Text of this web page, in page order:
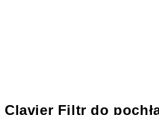
Clavier Filtr do